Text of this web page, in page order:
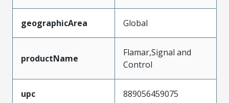
geographicArea Global
productName
Flamar,Signal and
Control
upc 889056459075